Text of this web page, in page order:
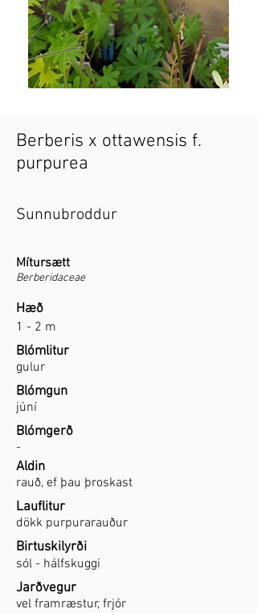
Berberis x ottawensis f.
purpurea
Sunnubroddur
Mítursætt
Berberidaceae
Hæð
1 - 2 m
Blómlitur
gulur
Blómgun
júní
Blómgerð
-
Aldin
rauð, ef þau þroskast
Lauflitur
dökk purpurarauður
Birtuskilyrði
sól - hálfskuggi
Jarðvegur
vel framræstur, frjór